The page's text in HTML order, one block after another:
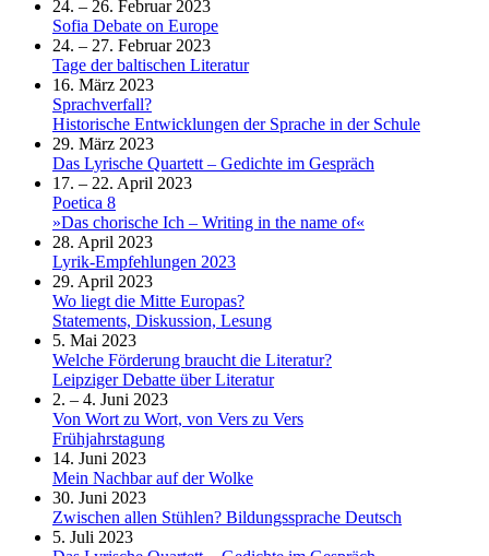
24. – 26. Februar 2023
Sofia Debate on Europe
24. – 27. Februar 2023
Tage der baltischen Literatur
16. März 2023
Sprachverfall?
Historische Entwicklungen der Sprache in der Schule
29. März 2023
Das Lyrische Quartett – Gedichte im Gespräch
17. – 22. April 2023
Poetica 8
»Das chorische Ich – Writing in the name of«
28. April 2023
Lyrik-Empfehlungen 2023
29. April 2023
Wo liegt die Mitte Europas?
Statements, Diskussion, Lesung
5. Mai 2023
Welche Förderung braucht die Literatur?
Leipziger Debatte über Literatur
2. – 4. Juni 2023
Von Wort zu Wort, von Vers zu Vers
Frühjahrstagung
14. Juni 2023
Mein Nachbar auf der Wolke
30. Juni 2023
Zwischen allen Stühlen? Bildungssprache Deutsch
5. Juli 2023